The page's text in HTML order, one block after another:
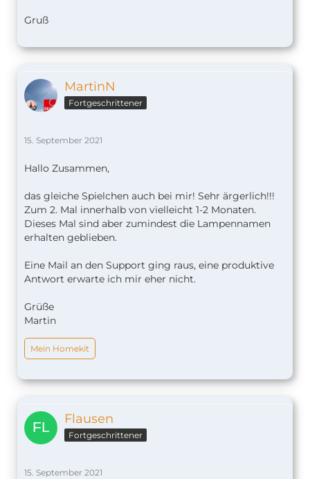
Gruß
MartinN
Fortgeschrittener
15. September 2021
Hallo Zusammen,
das gleiche Spielchen auch bei mir! Sehr ärgerlich!!!
Zum 2. Mal innerhalb von vielleicht 1-2 Monaten.
Dieses Mal sind aber zumindest die Lampennamen
erhalten geblieben.
Eine Mail an den Support ging raus, eine produktive
Antwort erwarte ich mir eher nicht.
Grüße
Martin
Mein Homekit
Flausen
Fortgeschrittener
15. September 2021